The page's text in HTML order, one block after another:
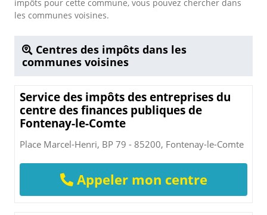
impôts pour cette commune, vous pouvez chercher dans
les communes voisines.
Centres des impôts dans les
communes voisines
Service des impôts des entreprises du
centre des finances publiques de
Fontenay-le-Comte
Place Marcel-Henri, BP 79 - 85200, Fontenay-le-Comte
Appeler mon centre